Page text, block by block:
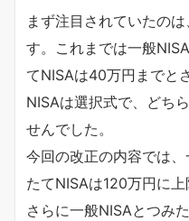
まず注目されていたの
す。これまでは一般
てNISAは40万円までと
NISAは選択式で、どち
せんでした。
今回の改正の内容では
たてNISAは120万円に上
さらに一般NISAとつみ